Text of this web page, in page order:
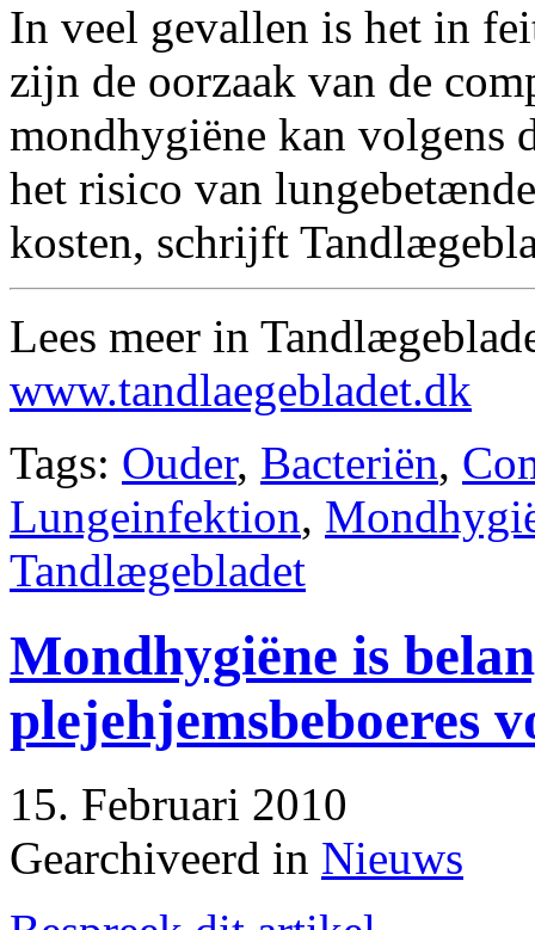
In veel gevallen is het in
zijn de oorzaak van de
mondhygiëne kan volgens
het risico van
kosten, schrijft
Lees meer in
www.tandlaegebladet.dk
Tags: Ouder, Bacteriën,
Lungeinfektion,
Tandlægebladet
Mondhygiëne is
plejehjemsbeboeres
15. Februari 2010
Gearchiveerd in Nieuws